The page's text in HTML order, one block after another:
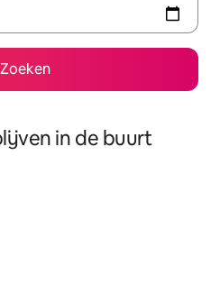
Zoeken
in de buurt